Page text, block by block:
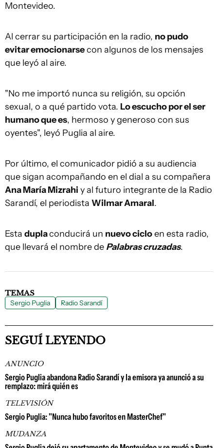
Montevideo.
Al cerrar su participación en la radio, no pudo
evitar emocionarsecon algunos de los mensajes
que leyó al aire.
"No me importó nunca su religión, su opción
sexual, o a qué partido vota. Lo escucho por el ser
humano que es, hermoso y generoso con sus
oyentes", leyó Puglia al aire.
Por último, el comunicador pidió a su audiencia
que sigan acompañando en el dial a su compañera
Ana María Mizrahi y al futuro integrante de la Radio
Sarandí, el periodista Wilmar Amaral.
Esta duplaconducirá un nuevo cicloen esta radio,
que llevará el nombre de Palabras cruzadas.
TEMAS
Sergio Puglia Radio Sarandí
SEGUÍ LEYENDO
ANUNCIO
Sergio Puglia abandona Radio Sarandí y la emisora ya anunció a su
remplazo: mirá quién es
TELEVISIÓN
Sergio Puglia: "Nunca hubo favoritos en MasterChef"
MUDANZA